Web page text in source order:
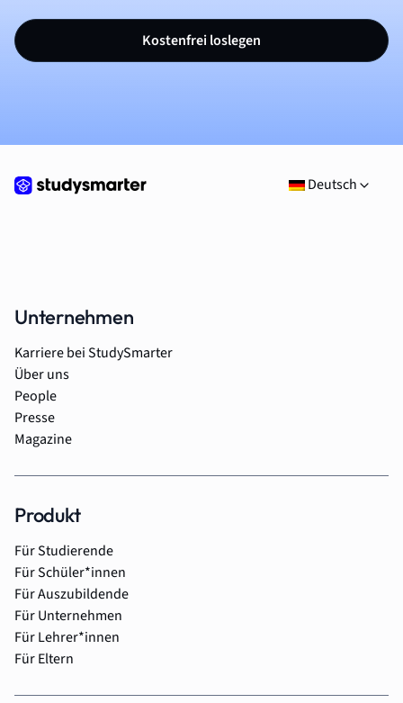
Kostenfrei loslegen
Deutsch
Unternehmen
Karriere bei StudySmarter
Über uns
People
Presse
Magazine
Produkt
Für Studierende
Für Schüler*innen
Für Auszubildende
Für Unternehmen
Für Lehrer*innen
Für Eltern